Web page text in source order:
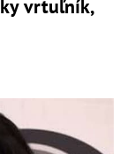
vrtuľník,